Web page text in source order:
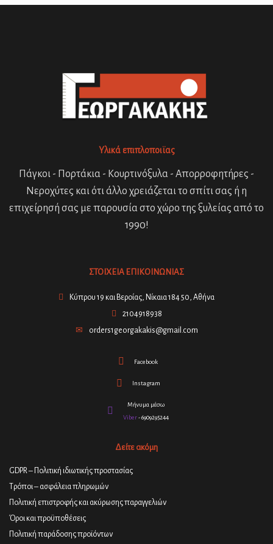
Υλικά επιπλοποιϊας
Πάγκοι - Πορτάκια - Κουρτινόξυλα - Απορροφητήρες -
Νεροχύτες και ότι άλλο χρειάζεται το σπίτι σας ή η
επιχείρησή σας με παρουσία στο χώρο της ξυλείας από το
1990!
ΣΤΟΙΧΕΙΑ ΕΠΙΚΟΙΝΩΝΙΑΣ
Κύπρου 19 και Βεροίας, Νίκαια 184 50, Αθήνα
2104918938
orders1georgakakis@gmail.com
Facebook
Instagram
Μήνυμα μέσω
Viber- 6909295244
Δείτε ακόμη
GDPR – Πολιτική ιδιωτικής προστασίας
Τρόποι – ασφάλεια πληρωμών
Πολιτική επιστροφής και ακύρωσης παραγγελιών
Όροι και προϋποθέσεις
Πολιτική παράδοσης προϊόντων